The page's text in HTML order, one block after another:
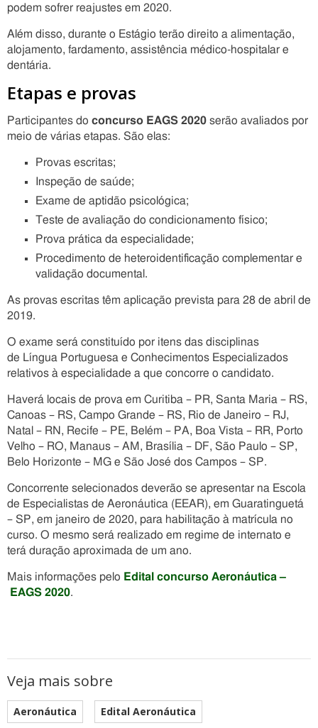
podem sofrer reajustes em 2020.
Além disso, durante o Estágio terão direito a alimentação,
alojamento, fardamento, assistência médico-hospitalar e
dentária.
Etapas e provas
Participantes do concurso EAGS 2020 serão avaliados por
meio de várias etapas. São elas:
Provas escritas;
Inspeção de saúde;
Exame de aptidão psicológica;
Teste de avaliação do condicionamento físico;
Prova prática da especialidade;
Procedimento de heteroidentificação complementar e
validação documental.
As provas escritas têm aplicação prevista para 28 de abril de
2019.
O exame será constituído por itens das disciplinas
de Língua Portuguesa e Conhecimentos Especializados
relativos à especialidade a que concorre o candidato.
Haverá locais de prova em Curitiba – PR, Santa Maria – RS,
Canoas – RS, Campo Grande – RS, Rio de Janeiro – RJ,
Natal – RN, Recife – PE, Belém – PA, Boa Vista – RR, Porto
Velho – RO, Manaus – AM, Brasília – DF, São Paulo – SP,
Belo Horizonte – MG e São José dos Campos – SP.
Concorrente selecionados deverão se apresentar na Escola
de Especialistas de Aeronáutica (EEAR), em Guaratinguetá
– SP, em janeiro de 2020, para habilitação à matrícula no
curso. O mesmo será realizado em regime de internato e
terá duração aproximada de um ano.
Mais informações pelo Edital concurso Aeronáutica –
EAGS 2020.
Veja mais sobre
Aeronáutica Edital Aeronáutica